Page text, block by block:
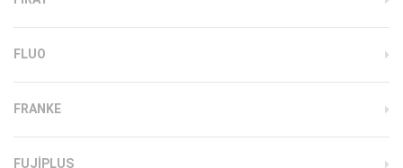
FLUO
FRANKE
FUJIPLUS